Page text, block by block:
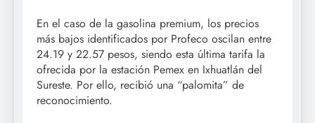
En el caso de la gasolina premium, los precios
más bajos identificados por Profeco oscilan entre
24.19 y 22.57 pesos, siendo esta última tarifa la
ofrecida por la estación Pemex en Ixhuatlán del
Sureste. Por ello, recibió una “palomita” de
reconocimiento.